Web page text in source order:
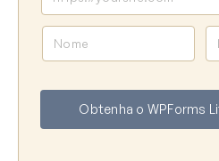
e
a
l
Obtenha o WPForms